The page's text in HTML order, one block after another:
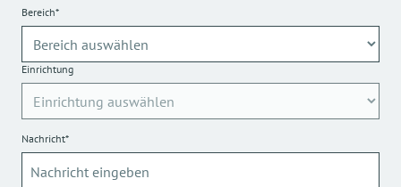
Bereich*
Einrichtung
Nachricht*